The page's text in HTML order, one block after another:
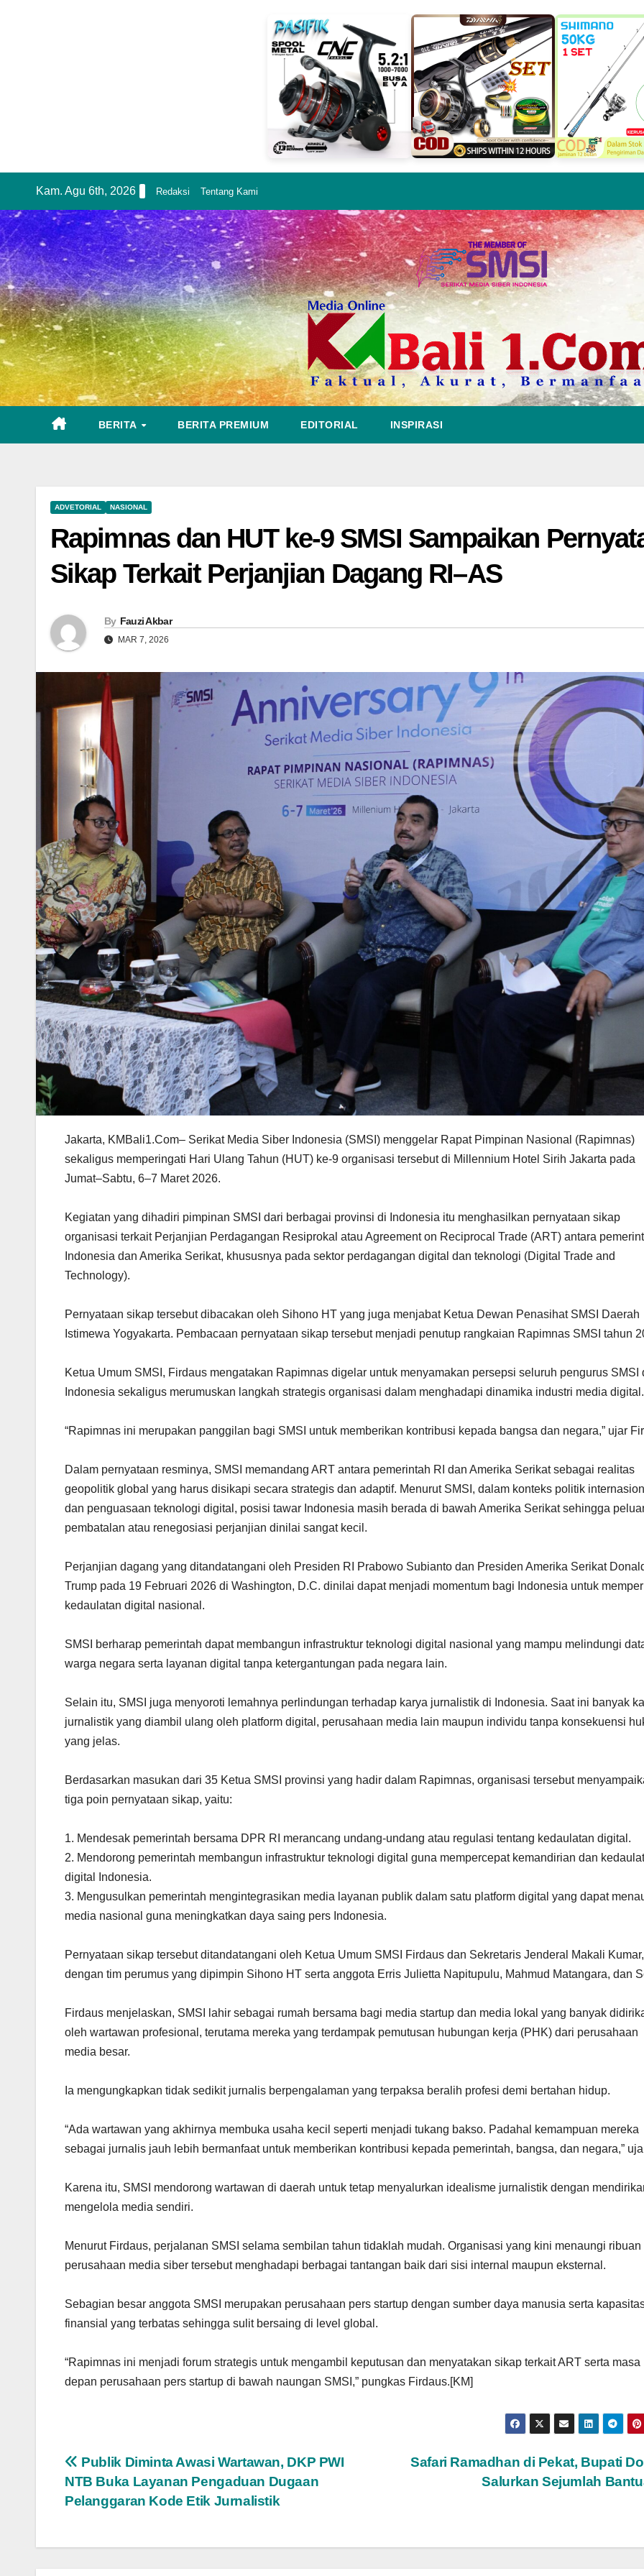
content
Kam. Agu 6th, 2026 Redaksi Tentang Kami
BERITA BERITA PREMIUM EDITORIAL INSPIRASI
ADVETORIAL NASIONAL
Rapimnas dan HUT ke-9 SMSI Sampaikan
Sikap Terkait Perjanjian Dagang RI–AS
By Fauzi Akbar
MAR 7, 2026
Jakarta, KMBali1.Com– Serikat Media Siber Indonesia (SMSI) menggelar Rapat Pimpinan Nasional (Rapimnas)
sekaligus memperingati Hari Ulang Tahun (HUT) ke-9 organisasi tersebut di Millennium Hotel Sirih Jakarta pada
Jumat–Sabtu, 6–7 Maret 2026.
Kegiatan yang dihadiri pimpinan SMSI dari berbagai provinsi di Indonesia itu menghasilkan pernyataan sikap
organisasi terkait Perjanjian Perdagangan Resiprokal atau Agreement on Reciprocal Trade (ART) antara
Indonesia dan Amerika Serikat, khususnya pada sektor perdagangan digital dan teknologi (Digital Trade and
Technology).
Pernyataan sikap tersebut dibacakan oleh Sihono HT yang juga menjabat Ketua Dewan Penasihat SMSI Daerah
Istimewa Yogyakarta. Pembacaan pernyataan sikap tersebut menjadi penutup rangkaian Rapimnas SMSI tahun
Ketua Umum SMSI, Firdaus mengatakan Rapimnas digelar untuk menyamakan persepsi seluruh pengurus SMSI
Indonesia sekaligus merumuskan langkah strategis organisasi dalam menghadapi dinamika industri media digital.
“Rapimnas ini merupakan panggilan bagi SMSI untuk memberikan kontribusi kepada bangsa dan negara,” ujar
Dalam pernyataan resminya, SMSI memandang ART antara pemerintah RI dan Amerika Serikat sebagai realitas
geopolitik global yang harus disikapi secara strategis dan adaptif. Menurut SMSI, dalam konteks politik
dan penguasaan teknologi digital, posisi tawar Indonesia masih berada di bawah Amerika Serikat sehingga
pembatalan atau renegosiasi perjanjian dinilai sangat kecil.
Perjanjian dagang yang ditandatangani oleh Presiden RI Prabowo Subianto dan Presiden Amerika Serikat
Trump pada 19 Februari 2026 di Washington, D.C. dinilai dapat menjadi momentum bagi Indonesia untuk
kedaulatan digital nasional.
SMSI berharap pemerintah dapat membangun infrastruktur teknologi digital nasional yang mampu melindungi
warga negara serta layanan digital tanpa ketergantungan pada negara lain.
Selain itu, SMSI juga menyoroti lemahnya perlindungan terhadap karya jurnalistik di Indonesia. Saat ini banyak
jurnalistik yang diambil ulang oleh platform digital, perusahaan media lain maupun individu tanpa konsekuensi
yang jelas.
Berdasarkan masukan dari 35 Ketua SMSI provinsi yang hadir dalam Rapimnas, organisasi tersebut
tiga poin pernyataan sikap, yaitu:
1. Mendesak pemerintah bersama DPR RI merancang undang-undang atau regulasi tentang kedaulatan digital.
2. Mendorong pemerintah membangun infrastruktur teknologi digital guna mempercepat kemandirian dan
digital Indonesia.
3. Mengusulkan pemerintah mengintegrasikan media layanan publik dalam satu platform digital yang dapat
media nasional guna meningkatkan daya saing pers Indonesia.
Pernyataan sikap tersebut ditandatangani oleh Ketua Umum SMSI Firdaus dan Sekretaris Jenderal Makali Kumar,
dengan tim perumus yang dipimpin Sihono HT serta anggota Erris Julietta Napitupulu, Mahmud Matangara, dan
Firdaus menjelaskan, SMSI lahir sebagai rumah bersama bagi media startup dan media lokal yang banyak
oleh wartawan profesional, terutama mereka yang terdampak pemutusan hubungan kerja (PHK) dari perusahaan
media besar.
Ia mengungkapkan tidak sedikit jurnalis berpengalaman yang terpaksa beralih profesi demi bertahan hidup.
“Ada wartawan yang akhirnya membuka usaha kecil seperti menjadi tukang bakso. Padahal kemampuan mereka
sebagai jurnalis jauh lebih bermanfaat untuk memberikan kontribusi kepada pemerintah, bangsa, dan negara,”
Karena itu, SMSI mendorong wartawan di daerah untuk tetap menyalurkan idealisme jurnalistik dengan
mengelola media sendiri.
Menurut Firdaus, perjalanan SMSI selama sembilan tahun tidaklah mudah. Organisasi yang kini menaungi ribuan
perusahaan media siber tersebut menghadapi berbagai tantangan baik dari sisi internal maupun eksternal.
Sebagian besar anggota SMSI merupakan perusahaan pers startup dengan sumber daya manusia serta
finansial yang terbatas sehingga sulit bersaing di level global.
“Rapimnas ini menjadi forum strategis untuk mengambil keputusan dan menyatakan sikap terkait ART serta masa
depan perusahaan pers startup di bawah naungan SMSI,” pungkas Firdaus.[KM]
Navigasi
pos
Safari Ramadhan di Pekat, Bupati
Salurkan Sejumlah
Publik Diminta Awasi Wartawan, DKP PWI
NTB Buka Layanan Pengaduan Dugaan
Pelanggaran Kode Etik Jurnalistik